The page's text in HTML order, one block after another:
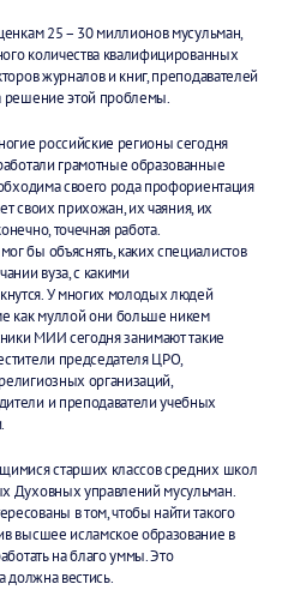
25 – 30 миллионов мусульман,
количества квалифицированных
журналов и книг, преподавателей
решение этой проблемы.
российские регионы сегодня
грамотные образованные
своего рода профориентация
своих прихожан, их чаяния, их
точечная работа.
бы объяснять, каких специалистов
вуза, с какими
У многих молодых людей
как муллой они больше никем
МИИ сегодня занимают такие
председателя ЦРО,
организаций,
и преподаватели учебных
старших классов средних школ
Духовных управлений мусульман.
в том, чтобы найти такого
высшее исламское образование в
на благо уммы. Это
должна вестись.